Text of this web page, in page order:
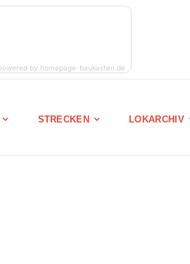
STRECKEN LOKARCHIV
by homepage-baukasten.de